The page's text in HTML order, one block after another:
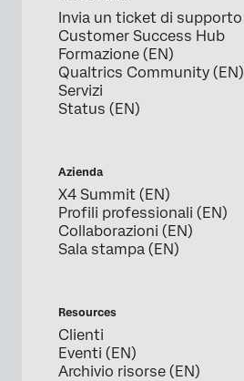
Invia un ticket di supporto
Customer Success Hub
Formazione (EN)
Qualtrics Community (EN)
Servizi
Status (EN)
Azienda
X4 Summit (EN)
Profili professionali (EN)
Collaborazioni (EN)
Sala stampa (EN)
Resources
Clienti
Eventi (EN)
Archivio risorse (EN)